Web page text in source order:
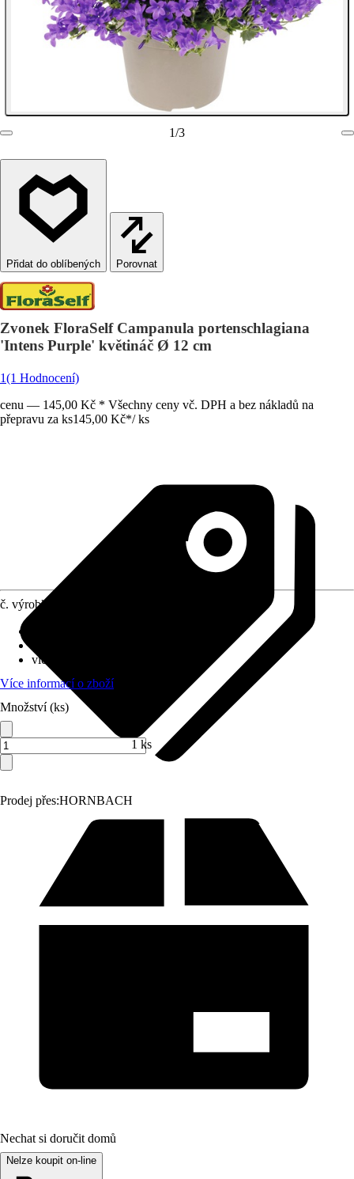
1/3
Porovnat
Zvonek FloraSelf Campanula portenschlagiana
'Intens Purple' květináč Ø 12 cm
1(1 Hodnocení)
cenu — 145,00 Kč * Všechny ceny vč. DPH a bez nákladů na
přepravu za ks145,00 Kč*/ ks
Prodej přes:HORNBACH
č. výrobku
víceleté
Více informací o zboží
Množství (ks)
1 ks
Nechat si doručit domů
Nelze koupit on-line